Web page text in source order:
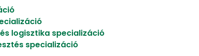
logisztika specializáció
specializáció